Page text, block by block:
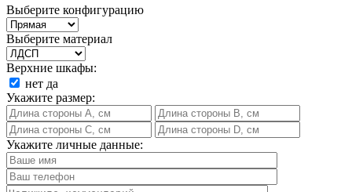
Выберите конфигурацию
Выберите материал
Верхние шкафы:
нет да
Укажите размер:
Укажите личные данные: